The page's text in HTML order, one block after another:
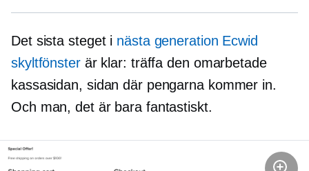
Det sista steget i nästa generation Ecwid
skyltfönsterär klar: träffa den omarbetade
kassasidan, sidan där pengarna kommer in.
Och man, det är bara fantastiskt.